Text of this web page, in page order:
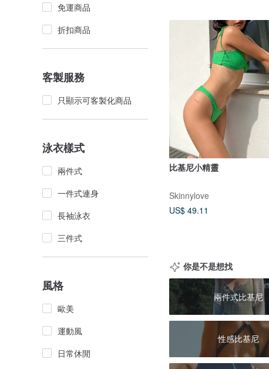
免運商品
折扣商品
客製服務
只顯示可客製化商品
泳衣樣式
兩件式
一件式連身
長袖泳衣
三件式
風格
歐美
運動風
日常休閒
比基尼小精靈
Skinnylove
US$ 49.11
你是不是想找
兩件式比基尼
性感比基尼